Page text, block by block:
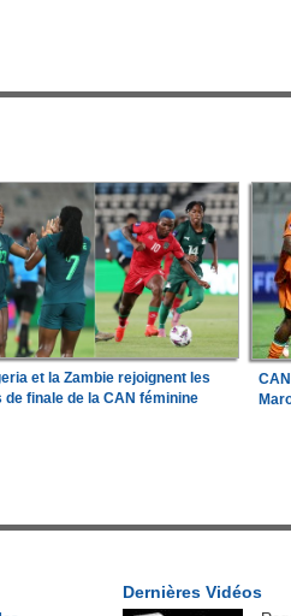
et la Zambie rejoignent les
de finale de la CAN féminine
Dernières Vidéos